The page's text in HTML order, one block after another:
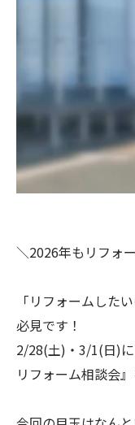
＼2026年もリフォ
「リフォームした
必見です！
2/28(土)・3/1(日)
リフォーム相談会